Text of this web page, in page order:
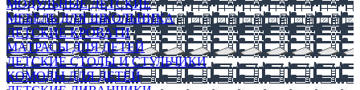
МОДУЛЬНЫЕ ДЕТСКИЕ
МЕБЕЛЬ ДЛЯ ШКОЛЬНИКА
ДЕТСКИЕ КРОВАТИ
МАТРАСЫ ДЛЯ ДЕТЕЙ
ДЕТСКИЕ СТОЛЫ И СТУЛЬЧИКИ
КОМОДЫ ДЛЯ ДЕТЕЙ